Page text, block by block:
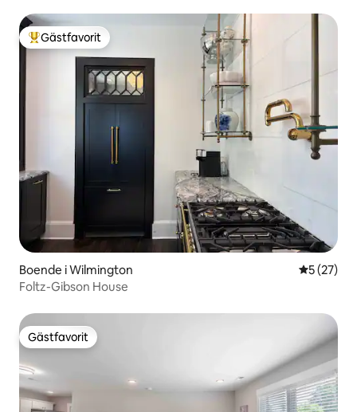
Populär gästfavorit
Gästfavorit
Boende i Wilmington 5 av 5 i
5 (27)
Foltz-Gibson House
Gästfavorit
Gästfavorit